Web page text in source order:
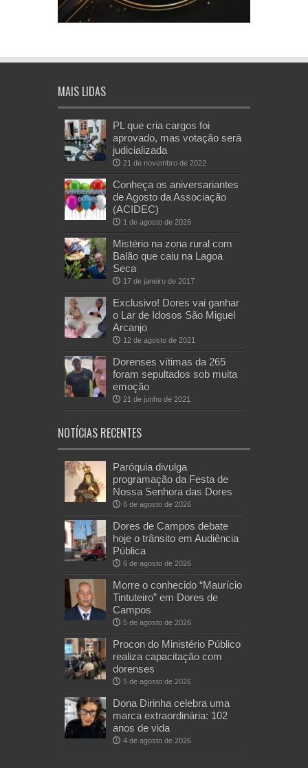
MAIS LIDAS
PL que cria cargos foi
aprovado, mas votação será
judicializada
21 de novembro de 2022
Conheça os aniversariantes
de Agosto da Associação
(ACIDEC)
1 de agosto de 2026
Mistério na zona rural com
Balão que caiu na Lagoa
Seca
17 de janeiro de 2017
Exclusivo! Dores vai ganhar
o Lar de Idosos São Miguel
Arcanjo
12 de agosto de 2021
Dorenses vítimas da 265
foram sepultados sob muita
emoção
21 de junho de 2021
NOTÍCIAS RECENTES
Paróquia divulga
programação da Festa de
Nossa Senhora das Dores
6 de agosto de 2026
Dores de Campos debate
hoje o trânsito em Audiência
Pública
6 de agosto de 2026
Morre o conhecido “Maurício
Tintuteiro” em Dores de
Campos
5 de agosto de 2026
Procon do Ministério Público
realiza capacitação com
dorenses
5 de agosto de 2026
Dona Dirinha celebra uma
marca extraordinária: 102
anos de vida
4 de agosto de 2026